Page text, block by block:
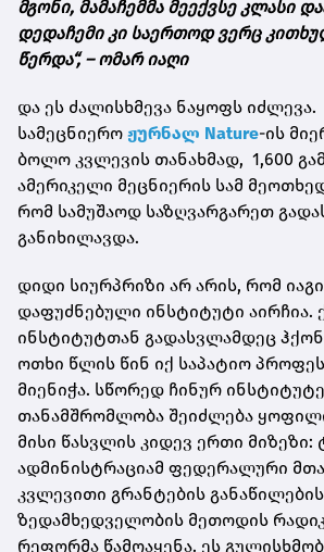
მგონი, მამაჩემმა მეექვსე კლასი
დედაჩემი კი საერთოდ ვერც
წერდა“, – ომარ იაღი
და ეს ძალისხმევა ნაყოფს იძლევა.
სამეცნიერო ჟურნალ Nature-ის
ბოლო კვლევის თანახმად, 1,600
ამერიკელი მეცნიერის სამ
რომ სამუშაოდ საზღვარგარეთ
განიხილავდა.
დიდი სიურპრიზი არ არის, რომ
დაფუძნებული ინსტიტუტი აირჩია.
ინსტიტუტთან გადასვლამდეც
ოთხი წლის წინ იქ საპატიო
მიენიჭა. სწორედ ჩინურ
თანამშრომლობა შეიძლება
მისი წასვლის კიდევ ერთი მიზეზი:
ადმინისტრაციამ ფედერალური
კვლევითი გრანტების
ზედამხედველობის მეთოდის
რეფორმა წამოაყენა. ეს